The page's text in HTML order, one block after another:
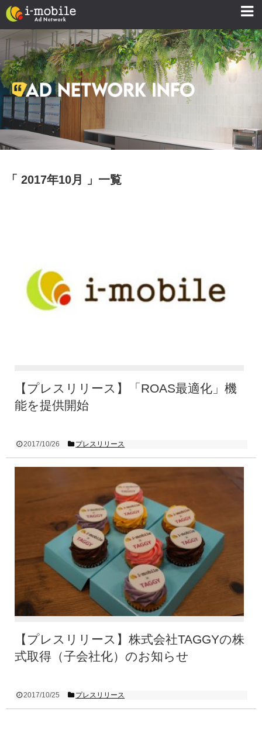
「 2017年10月 」一覧
【プレスリリース】「ROAS最適化」機
能を提供開始
2017/10/26 プレスリリース
【プレスリリース】株式会社TAGGYの株
式取得（子会社化）のお知らせ
2017/10/25 プレスリリース